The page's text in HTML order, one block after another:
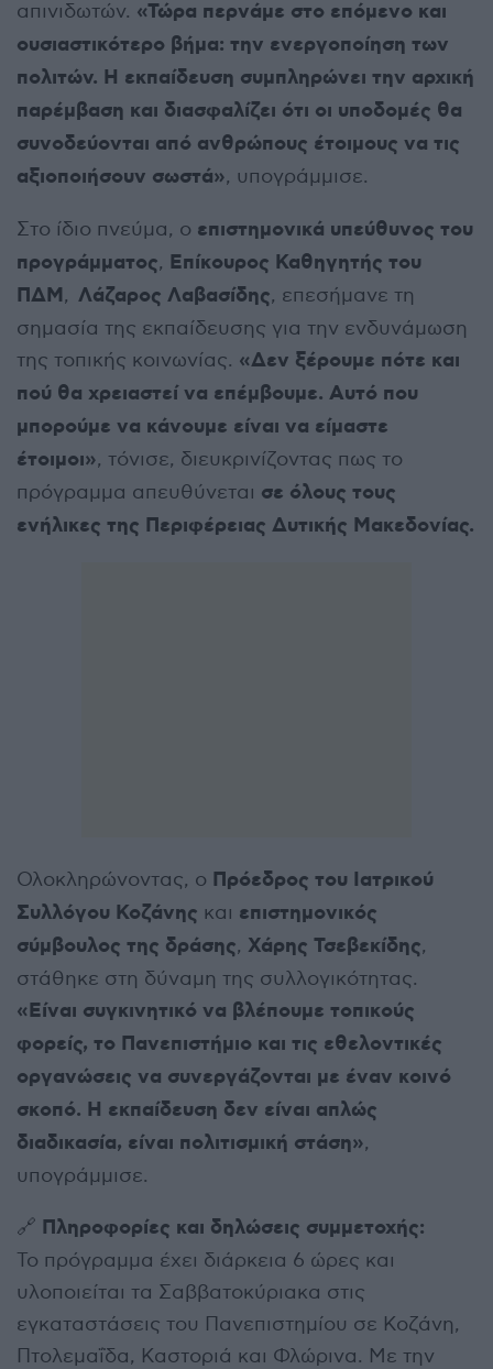
απινιδωτών. «Τώρα περνάμε στο επόμενο και
ουσιαστικότερο βήμα: την ενεργοποίηση των
πολιτών. Η εκπαίδευση συμπληρώνει την αρχική
παρέμβαση και διασφαλίζει ότι οι υποδομές θα
συνοδεύονται από ανθρώπους έτοιμους να τις
αξιοποιήσουν σωστά», υπογράμμισε.
Στο ίδιο πνεύμα, ο επιστημονικά υπεύθυνος του
προγράμματος, Επίκουρος Καθηγητής του
ΠΔΜ, Λάζαρος Λαβασίδης, επεσήμανε τη
σημασία της εκπαίδευσης για την ενδυνάμωση
της τοπικής κοινωνίας. «Δεν ξέρουμε πότε και
πού θα χρειαστεί να επέμβουμε. Αυτό που
μπορούμε να κάνουμε είναι να είμαστε
έτοιμοι», τόνισε, διευκρινίζοντας πως το
πρόγραμμα απευθύνεται σε όλους τους
ενήλικες της Περιφέρειας Δυτικής Μακεδονίας.
Ολοκληρώνοντας, ο Πρόεδρος του Ιατρικού
Συλλόγου Κοζάνης και επιστημονικός
σύμβουλος της δράσης, Χάρης Τσεβεκίδης,
στάθηκε στη δύναμη της συλλογικότητας.
«Είναι συγκινητικό να βλέπουμε τοπικούς
φορείς, το Πανεπιστήμιο και τις εθελοντικές
οργανώσεις να συνεργάζονται με έναν κοινό
σκοπό. Η εκπαίδευση δεν είναι απλώς
διαδικασία, είναι πολιτισμική στάση»,
υπογράμμισε.
🔗 Πληροφορίες και δηλώσεις συμμετοχής:
Το πρόγραμμα έχει διάρκεια 6 ώρες και
υλοποιείται τα Σαββατοκύριακα στις
εγκαταστάσεις του Πανεπιστημίου σε Κοζάνη,
Πτολεμαΐδα, Καστοριά και Φλώρινα. Με την